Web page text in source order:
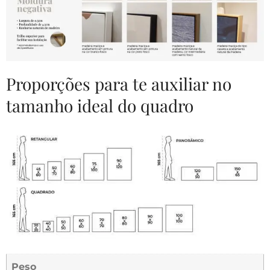
Proporções para te auxiliar no
tamanho ideal do quadro
Peso